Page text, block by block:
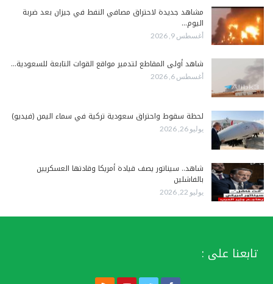
مشاهد جديدة لاحتراق مصافي النفط في جيزان بعد ضربة
اليوم…
أغسطس 9, 2026
شاهد أولى المقاطع لتدمير مواقع القوات التابعة للسعودية…
أغسطس 6, 2026
لحظة سقوط واحتراق سعودية تركية في سماء اليمن (فيديو)
يوليو 26, 2026
شاهد.. سيناتور يصف قيادة أمريكا وقادتها العسكريين
بالفاشلين
يوليو 22, 2026
تابعنا على :